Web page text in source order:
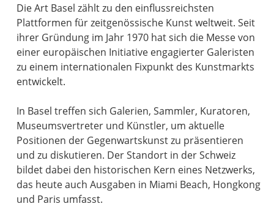
Die Art Basel zählt zu den einflussreichsten
Plattformen für zeitgenössische Kunst weltweit. Seit
ihrer Gründung im Jahr 1970 hat sich die Messe von
einer europäischen Initiative engagierter Galeristen
zu einem internationalen Fixpunkt des Kunstmarkts
entwickelt.
In Basel treffen sich Galerien, Sammler, Kuratoren,
Museumsvertreter und Künstler, um aktuelle
Positionen der Gegenwartskunst zu präsentieren
und zu diskutieren. Der Standort in der Schweiz
bildet dabei den historischen Kern eines Netzwerks,
das heute auch Ausgaben in Miami Beach, Hongkong
und Paris umfasst.